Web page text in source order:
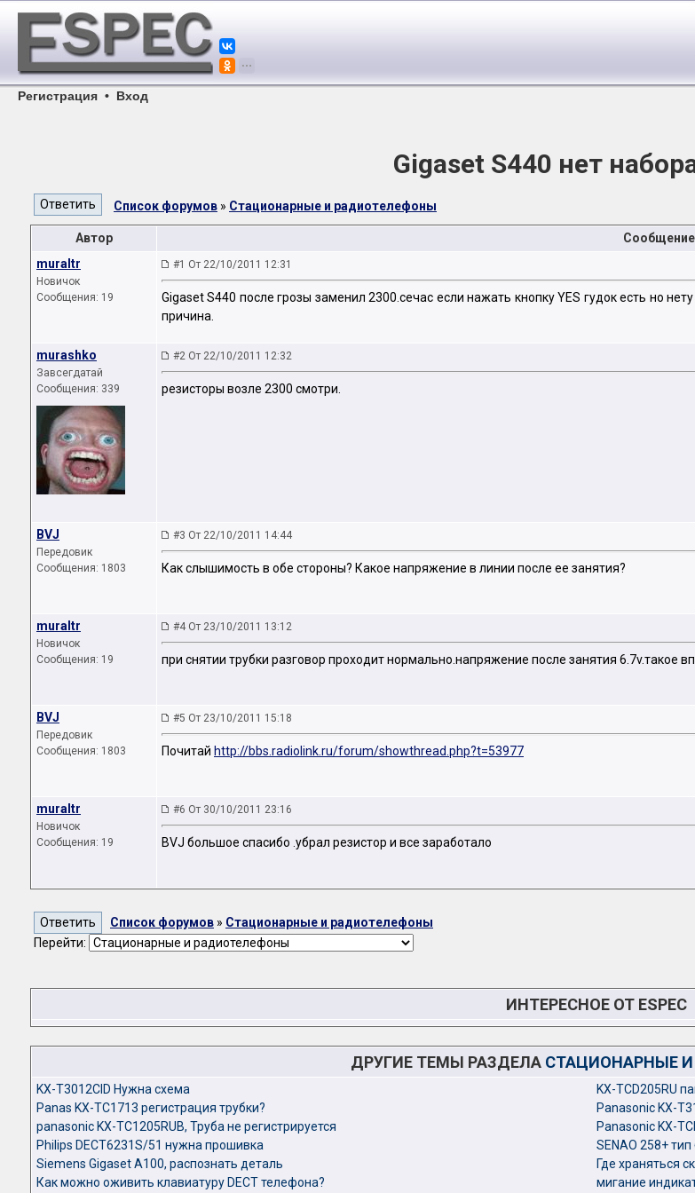
Регистрация • Вход
Gigaset S440 нет
Список форумов » Стационарные и радиотелефоны
Автор
Сообщение
muraltr
Новичок
Сообщения: 19
#1 От 22/10/2011 12:31
Gigaset S440 после грозы заменил 2300.сечас если нажать кнопку YES гудок есть но
причина.
murashko
Завсегдатай
Сообщения: 339
#2 От 22/10/2011 12:32
резисторы возле 2300 смотри.
BVJ
Передовик
Сообщения: 1803
#3 От 22/10/2011 14:44
Как слышимость в обе стороны? Какое напряжение в линии после ее занятия?
muraltr
Новичок
Сообщения: 19
#4 От 23/10/2011 13:12
при снятии трубки разговор проходит нормально.напряжение после занятия 6.7v.такое
BVJ
Передовик
Сообщения: 1803
#5 От 23/10/2011 15:18
Почитай http://bbs.radiolink.ru/forum/showthread.php?t=53977
muraltr
Новичок
Сообщения: 19
#6 От 30/10/2011 23:16
BVJ большое спасибо .убрал резистор и все заработало
Список форумов » Стационарные и радиотелефоны
Перейти:
ИНТЕРЕСНОЕ ОТ ESPEC
ДРУГИЕ ТЕМЫ РАЗДЕЛА СТАЦИОНАРНЫЕ
KX-T3012CID Нужна схема
KX-TCD205RU
Panas KX-TC1713 регистрация трубки?
Panasonic KX-
panasonic KX-TC1205RUB, Труба не регистрируется
Panasonic KX-
Philips DECT6231S/51 нужна прошивка
SENAO 258+
Siemens Gigaset A100, распознать деталь
Где храняться
Как можно оживить клавиатуру DECT телефона?
мигание